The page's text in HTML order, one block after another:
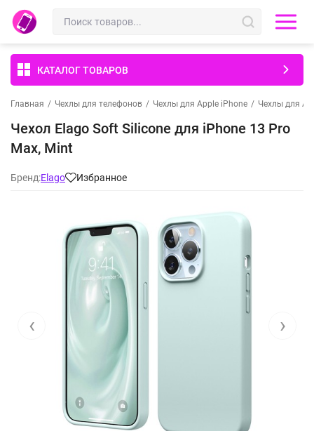
КАТАЛОГ ТОВАРОВ
Главная / Чехлы для телефонов / Чехлы для Apple iPhone / Чехлы для
Чехол Elago Soft Silicone для iPhone 13 Pro
Max, Mint
Бренд:Elago Избранное
‹ ›